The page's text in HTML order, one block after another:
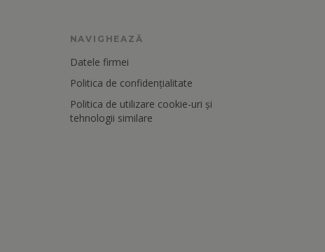
NAVIGHEAZĂ
Datele firmei
Politica de confidențialitate
Politica de utilizare cookie-uri și
tehnologii similare